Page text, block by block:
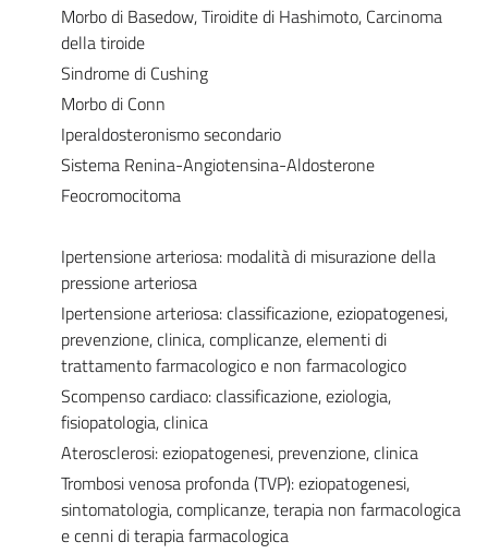
Morbo di Basedow, Tiroidite di Hashimoto, Carcinoma
della tiroide
Sindrome di Cushing
Morbo di Conn
Iperaldosteronismo secondario
Sistema Renina-Angiotensina-Aldosterone
Feocromocitoma
Ipertensione arteriosa: modalità di misurazione della
pressione arteriosa
Ipertensione arteriosa: classificazione, eziopatogenesi,
prevenzione, clinica, complicanze, elementi di
trattamento farmacologico e non farmacologico
Scompenso cardiaco: classificazione, eziologia,
fisiopatologia, clinica
Aterosclerosi: eziopatogenesi, prevenzione, clinica
Trombosi venosa profonda (TVP): eziopatogenesi,
sintomatologia, complicanze, terapia non farmacologica
e cenni di terapia farmacologica